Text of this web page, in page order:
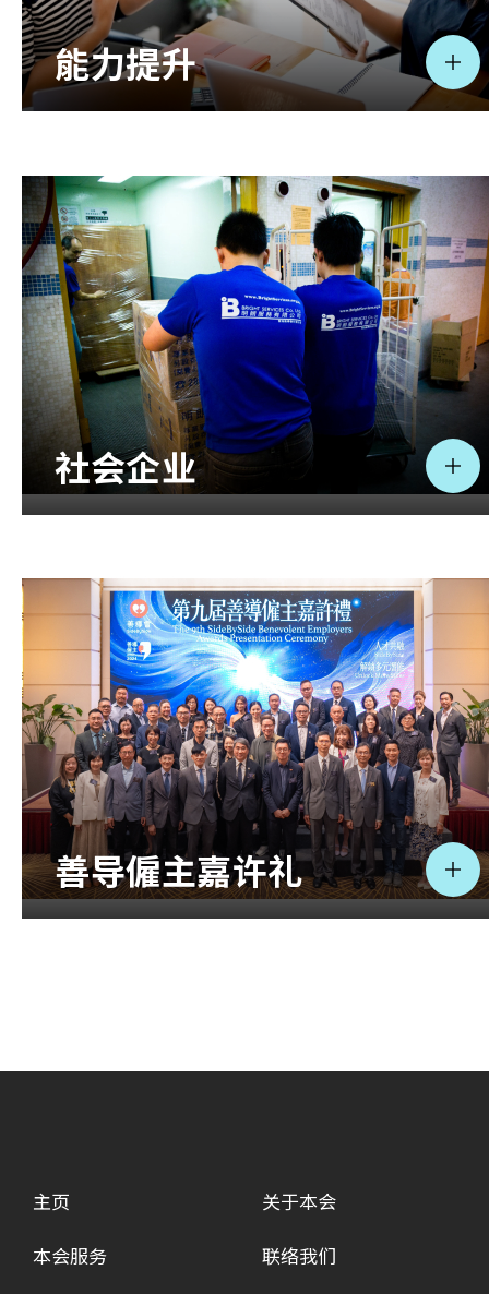
能力提升
社会企业
善导僱主嘉许礼
主页
本会服务
关于本会
联络我们